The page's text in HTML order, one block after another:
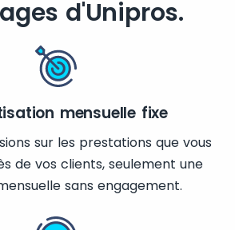
d'Unipros.
mensuelle fixe
sur les prestations que vous
de vos clients, seulement une
sans engagement.